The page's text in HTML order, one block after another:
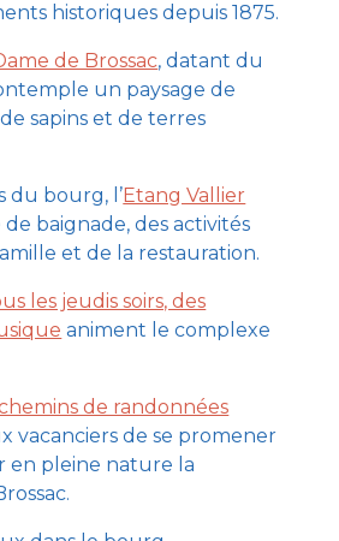
historiques depuis 1875.
de Brossac, datant du
un paysage de
sapins et de terres
du bourg, l’Etang Vallier
baignade, des activités
et de la restauration.
les jeudis soirs, des
animent le complexe
de randonnées
vacanciers de se promener
en pleine nature la